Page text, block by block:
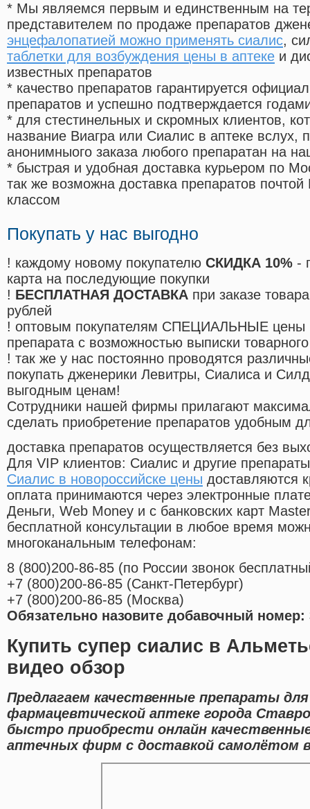
* Мы являемся первым и единственным на
представителем по продаже препаратов
энцефалопатией можно применять сиалис,
таблетки для возбуждения цены в аптеке и
известных препаратов
* качество препаратов гарантируется
препаратов и успешно подтверждается
* для стестинельных и скромных клиентов,
название Виагра или Сиалис в аптеке вслух,
анонимныого заказа любого препаратан на
* быстрая и удобная доставка курьером по
так же возможна доставка препаратов
классом
Покупать у нас выгодно
! каждому новому покупателю СКИДКА 10% -
карта на последующие покупки
! БЕСПЛАТНАЯ ДОСТАВКА при заказе
рублей
! оптовым покупателям СПЕЦИАЛЬНЫЕ цены
препарата с возможностью выписки
! так же у нас постоянно проводятся
покупать дженерики Левитры, Сиалиса и
выгодным ценам!
Cотрудники нашей фирмы прилагают
сделать приобретение препаратов удобным
доставка препаратов осуществляется без
Для VIP клиентов: Сиалис и другие
Сиалис в новороссийске цены доставляются
оплата принимаются через электронные
Деньги, Web Money и с банковских карт
бесплатной консультации в любое время
многоканальным телефонам:
8 (800)200-86-85 (по России звонок
+7 (800)200-86-85 (Санкт-Петербург)
+7 (800)200-86-85 (Москва)
Обязательно назовите добавочный номер:
Купить супер сиалис в
видео обзор
Предлагаем качественные препараты
фармацевтической аптеке города
быстро приобрести онлайн
аптечных фирм с доставкой самолётом